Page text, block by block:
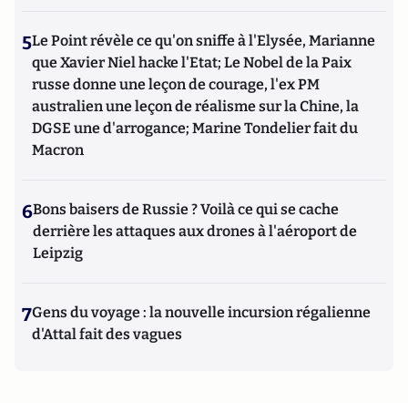
5Le Point révèle ce qu'on sniffe à l'Elysée, Marianne
que Xavier Niel hacke l'Etat; Le Nobel de la Paix
russe donne une leçon de courage, l'ex PM
australien une leçon de réalisme sur la Chine, la
DGSE une d'arrogance; Marine Tondelier fait du
Macron
6Bons baisers de Russie ? Voilà ce qui se cache
derrière les attaques aux drones à l'aéroport de
Leipzig
7Gens du voyage : la nouvelle incursion régalienne
d'Attal fait des vagues